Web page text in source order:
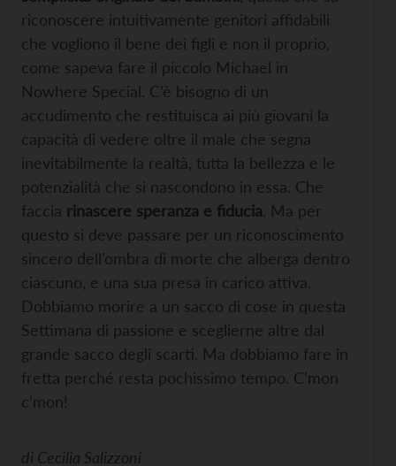
riconoscere intuitivamente genitori affidabili
che vogliono il bene dei figli e non il proprio,
come sapeva fare il piccolo Michael in
Nowhere Special. C’è bisogno di un
accudimento che restituisca ai più giovani la
capacità di vedere oltre il male che segna
inevitabilmente la realtà, tutta la bellezza e le
potenzialità che si nascondono in essa. Che
faccia rinascere speranza e fiducia. Ma per
questo si deve passare per un riconoscimento
sincero dell’ombra di morte che alberga dentro
ciascuno, e una sua presa in carico attiva.
Dobbiamo morire a un sacco di cose in questa
Settimana di passione e sceglierne altre dal
grande sacco degli scarti. Ma dobbiamo fare in
fretta perché resta pochissimo tempo. C’mon
c’mon!
di Cecilia Salizzoni